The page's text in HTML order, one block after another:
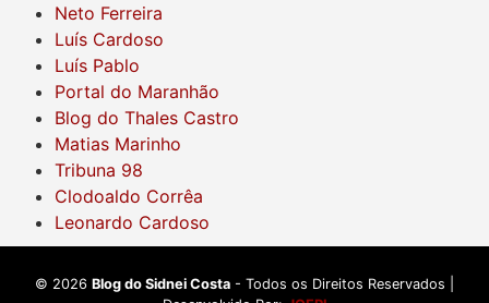
Neto Ferreira
Luís Cardoso
Luís Pablo
Portal do Maranhão
Blog do Thales Castro
Matias Marinho
Tribuna 98
Clodoaldo Corrêa
Leonardo Cardoso
© 2026 Blog do Sidnei Costa - Todos os Direitos Reservados |